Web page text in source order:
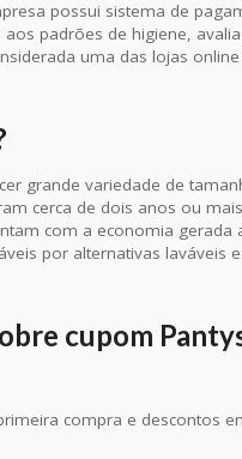
possui sistema de
padrões de higiene,
uma das lojas
grande variedade de
cerca de dois anos ou
com a economia gerada
por alternativas laváveis e
cupom
compra e descontos